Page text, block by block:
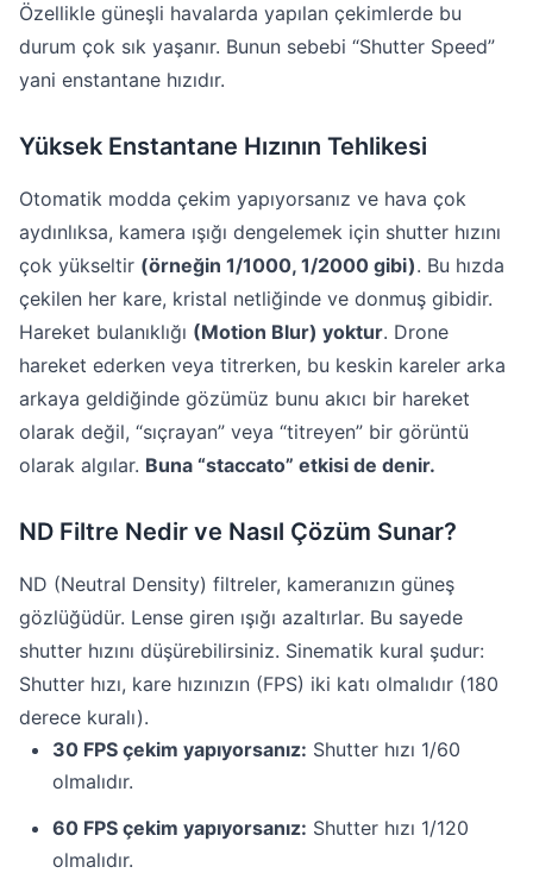
Özellikle güneşli havalarda yapılan çekimlerde bu
durum çok sık yaşanır. Bunun sebebi “Shutter Speed”
yani enstantane hızıdır.
Yüksek Enstantane Hızının Tehlikesi
Otomatik modda çekim yapıyorsanız ve hava çok
aydınlıksa, kamera ışığı dengelemek için shutter hızını
çok yükseltir (örneğin 1/1000, 1/2000 gibi). Bu hızda
çekilen her kare, kristal netliğinde ve donmuş gibidir.
Hareket bulanıklığı (Motion Blur) yoktur. Drone
hareket ederken veya titrerken, bu keskin kareler arka
arkaya geldiğinde gözümüz bunu akıcı bir hareket
olarak değil, “sıçrayan” veya “titreyen” bir görüntü
olarak algılar. Buna “staccato” etkisi de denir.
ND Filtre Nedir ve Nasıl Çözüm Sunar?
ND (Neutral Density) filtreler, kameranızın güneş
gözlüğüdür. Lense giren ışığı azaltırlar. Bu sayede
shutter hızını düşürebilirsiniz. Sinematik kural şudur:
Shutter hızı, kare hızınızın (FPS) iki katı olmalıdır (180
derece kuralı).
30 FPS çekim yapıyorsanız: Shutter hızı 1/60
olmalıdır.
60 FPS çekim yapıyorsanız: Shutter hızı 1/120
olmalıdır.